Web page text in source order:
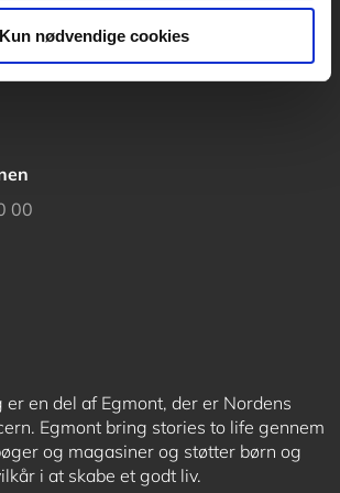
Kun nødvendige cookies
00
en del af Egmont, der er Nordens
Egmont bring stories to life gennem
og magasiner og støtter børn og
i at skabe et godt liv.